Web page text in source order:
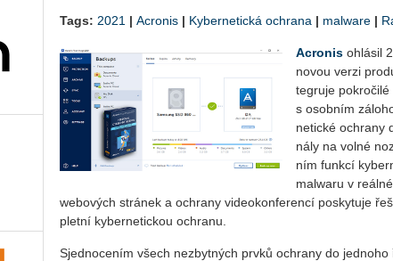
Tags: 2021 | Acronis | Kybernetická ochrana | malware |
Acro­nis ohlá­sil
novou verzi
te­gru­je
s osob­ním
ne­tic­ké ochra­ny
ná­ly na volné
ním funk­cí
ma­l­wa­ru v
webo­vých strá­nek a ochra­ny vi­deo­kon­fe­ren­cí po­sky­tu­je
plet­ní ky­ber­ne­tic­kou ochra­nu.
Sjed­no­ce­ním všech ne­zbyt­ných prvků ochra­ny do